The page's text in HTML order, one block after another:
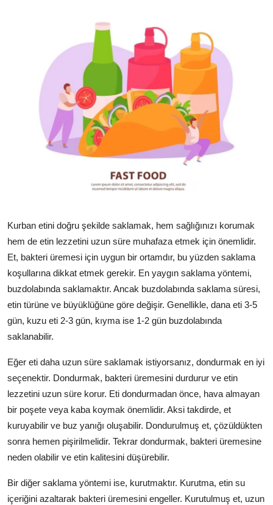
Kurban etini doğru şekilde saklamak, hem sağlığınızı korumak
hem de etin lezzetini uzun süre muhafaza etmek için önemlidir.
Et, bakteri üremesi için uygun bir ortamdır, bu yüzden saklama
koşullarına dikkat etmek gerekir. En yaygın saklama yöntemi,
buzdolabında saklamaktır. Ancak buzdolabında saklama süresi,
etin türüne ve büyüklüğüne göre değişir. Genellikle, dana eti 3-5
gün, kuzu eti 2-3 gün, kıyma ise 1-2 gün buzdolabında
saklanabilir.
Eğer eti daha uzun süre saklamak istiyorsanız, dondurmak en iyi
seçenektir. Dondurmak, bakteri üremesini durdurur ve etin
lezzetini uzun süre korur. Eti dondurmadan önce, hava almayan
bir poşete veya kaba koymak önemlidir. Aksi takdirde, et
kuruyabilir ve buz yanığı oluşabilir. Dondurulmuş et, çözüldükten
sonra hemen pişirilmelidir. Tekrar dondurmak, bakteri üremesine
neden olabilir ve etin kalitesini düşürebilir.
Bir diğer saklama yöntemi ise, kurutmaktır. Kurutma, etin su
içeriğini azaltarak bakteri üremesini engeller. Kurutulmuş et, uzun